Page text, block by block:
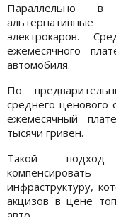
Параллельно
электрокаров.
ежемесячного
автомобиля.
По
среднего ценового
ежемесячный
тысячи гривен.
Такой подход
инфраструктуру,
акцизов в цене